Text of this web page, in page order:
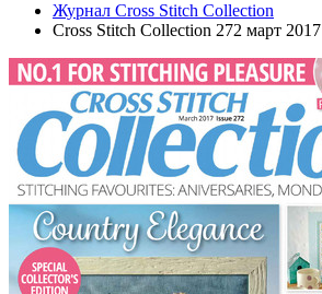
Журнал Cross Stitch Collection
Cross Stitch Collection 272 март 2017